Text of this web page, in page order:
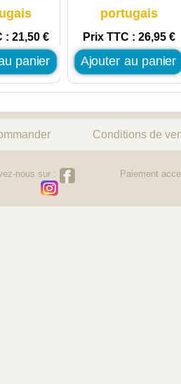
: 21,50 €
panier
portugais
Prix TTC : 26,95 €
Ajouter au panier
Conditions de
nous sur : Paiement